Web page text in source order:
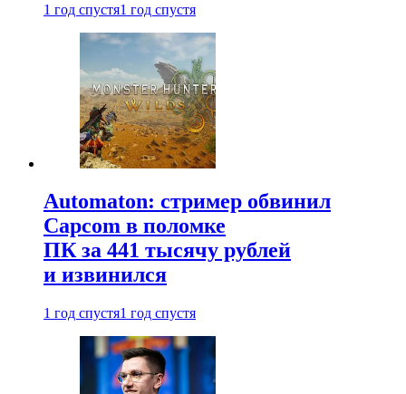
1 год спустя1 год спустя
Automaton: стример обвинил
Capcom в поломке
ПК за 441 тысячу рублей
и извинился
1 год спустя1 год спустя